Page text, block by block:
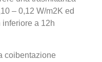
– 0,12 W/m2K ed
inferiore a 12h
coibentazione